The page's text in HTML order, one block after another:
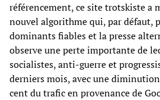
référencement, ce site trotskiste a
nouvel algorithme qui, par défaut,
dominants fiables et la presse
observe une perte importante de
socialistes, anti-guerre et
derniers mois, avec une
cent du trafic en provenance de